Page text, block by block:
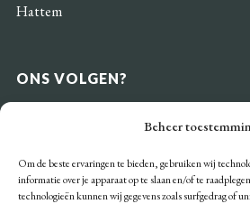
Beheer
Om de beste ervaringen te bieden, gebruiken wij
informatie over je apparaat op te slaan en/of te
technologieën kunnen wij gegevens zoals surfgedrag of
Hattem
ONS VOLGEN?
BETAALMOGELIJKHEDEN